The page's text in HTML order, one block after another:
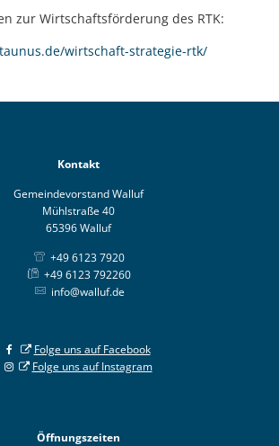
zur Wirtschaftsförderung des RTK:
wirtschaft-strategie-rtk/
Kontakt
Gemeindevorstand Walluf
Mühlstraße 40
65396 Walluf
+49 6123 7920
+49 6123 792260
info@walluf.de
Folge uns auf Facebook
Folge uns auf Instagram
Öffnungszeiten